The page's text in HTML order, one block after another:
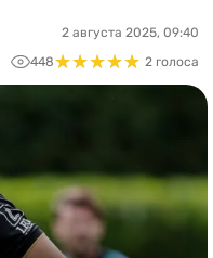
Украина
ЛЧ
Букмекеры
Казино
2 августа 2025, 09:40
448★★★★★
★★★★★ 2 голоса